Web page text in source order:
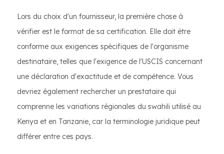
Lors du choix d'un fournisseur, la première chose à
vérifier est le format de sa certification. Elle doit être
conforme aux exigences spécifiques de l'organisme
destinataire, telles que l'exigence de l'USCIS concernant
une déclaration d'exactitude et de compétence. Vous
devriez également rechercher un prestataire qui
comprenne les variations régionales du swahili utilisé au
Kenya et en Tanzanie, car la terminologie juridique peut
différer entre ces pays.